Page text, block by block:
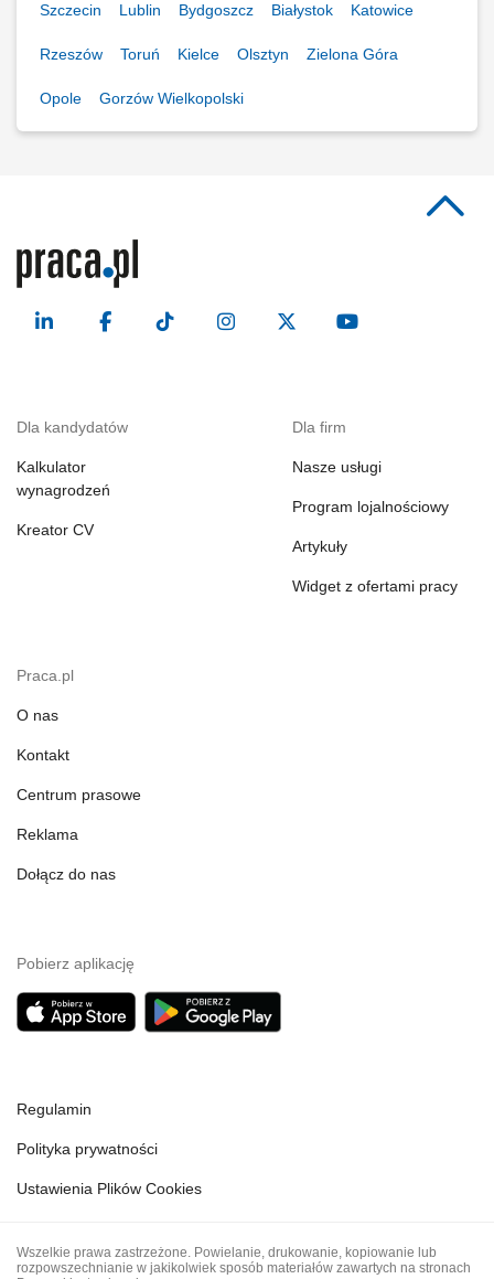
Szczecin Lublin Bydgoszcz Białystok Katowice
Rzeszów Toruń Kielce Olsztyn Zielona Góra
Opole Gorzów Wielkopolski
Dla kandydatów
Kalkulator
wynagrodzeń
Kreator CV
Dla firm
Nasze usługi
Program lojalnościowy
Artykuły
Widget z ofertami pracy
Praca.pl
O nas
Kontakt
Centrum prasowe
Reklama
Dołącz do nas
Pobierz aplikację
Regulamin
Polityka prywatności
Ustawienia Plików Cookies
Wszelkie prawa zastrzeżone. Powielanie, drukowanie, kopiowanie lub
rozpowszechnianie w jakikolwiek sposób materiałów zawartych na stronach